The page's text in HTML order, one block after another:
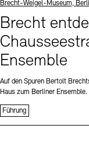
Standort
Brecht-Weigel-Museum,
Brecht
Ensemble
Auf den Spuren Bertolt
Haus zum Berliner Ensemble.
Führung